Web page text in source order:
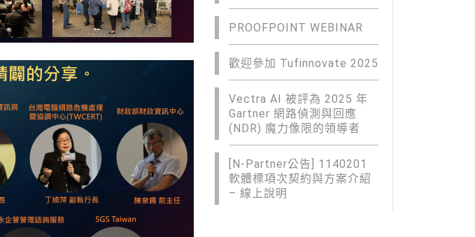
PROOFPOINT WEBINAR
歡迎參加 Tufinnovate 2025
Vectra AI 被評為 2025 年
Gartner 網路偵測與回應
(NDR) 魔力像限的領導者
[N-Partner公告] 1140201
軟體標項次契約與方案介紹
– 線上說明